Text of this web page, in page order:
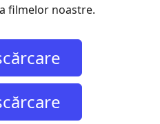
filmelor noastre.